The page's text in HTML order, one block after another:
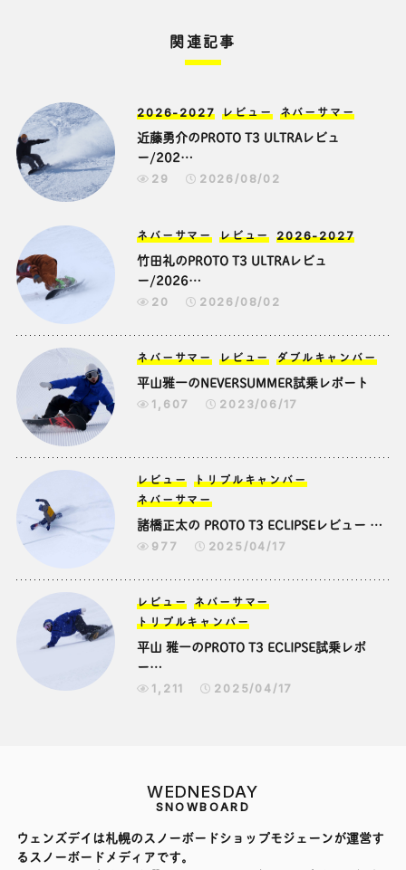
スノーボード 2010年代
MOJANE諸橋が選ぶ傑作スノーボードリスト
2,446 2022/01/19
スノーボードケース
5,094 2021/11/14
平山 雅一のPROTO SWIFT試乗レポート /
2…
123 2026/06/06
北海道 サーフィン
ルイス・ハミルトンが冬の北海道でサーフ!?
スノーボード
ーマンスを落とさ…
3,689 2021/10/25
レビュー ネバーサマー ダブルキャンバー
関連記事
2026-2027 レビュー ネバーサマー
近藤勇介のPROTO T3 ULTRAレビュ
ー/202…
29 2026/08/02
ネバーサマー レビュー 2026-2027
竹田礼のPROTO T3 ULTRAレビュ
ー/2026…
20 2026/08/02
ネバーサマー レビュー ダブルキャンバー
平山雅一のNEVERSUMMER試乗レポート
1,607 2023/06/17
レビュー トリプルキャンバー
ネバーサマー
諸橋正太の PROTO T3 ECLIPSEレビュー …
977 2025/04/17
レビュー ネバーサマー
トリプルキャンバー
平山 雅一のPROTO T3 ECLIPSE試乗レポ
ー…
1,211 2025/04/17
WEDNESDAY
SNOWBOARD
ウェンズデイは札幌のスノーボードショップモジェーンが運営す
るスノーボードメディアです。